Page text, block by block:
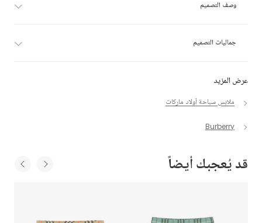
عرض المزيد
ملابس سباحة أولاد ماركات
Burberry
وصف التصميم
جماليات التصميم
قد يُعجبك أيضاً